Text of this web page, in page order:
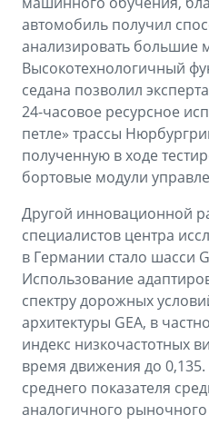
автомобиль получил
анализировать большие
Высокотехнологичный
седана позволил
24-часовое ресурсное
петле» трассы
полученную в ходе
бортовые модули
Другой инновационной
специалистов центра
в Германии стало шасси
Использование
спектру дорожных
архитектуры GEA, в
индекс низкочастотных
время движения до
среднего показателя
аналогичного рыночного